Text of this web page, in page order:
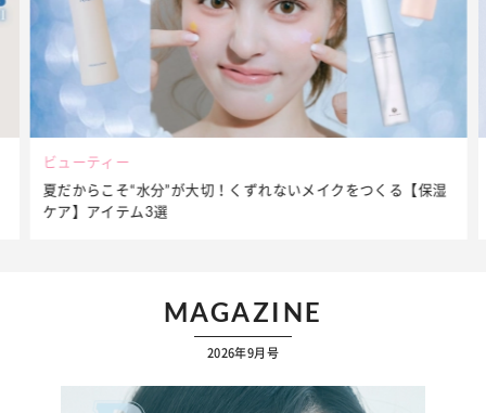
ビューティー
夏だからこそ“水分”が大切！くずれないメイクをつくる【保湿
ケア】アイテム3選
MAGAZINE
2026年9月号